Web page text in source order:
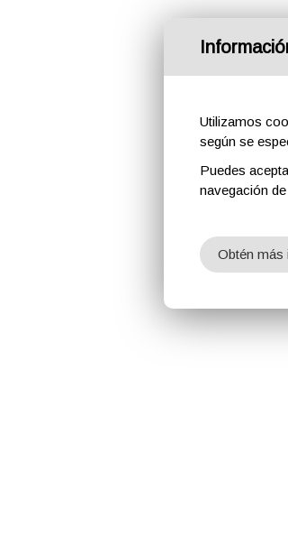
Utilizamos
según se
Puedes
navegación
Obtén más